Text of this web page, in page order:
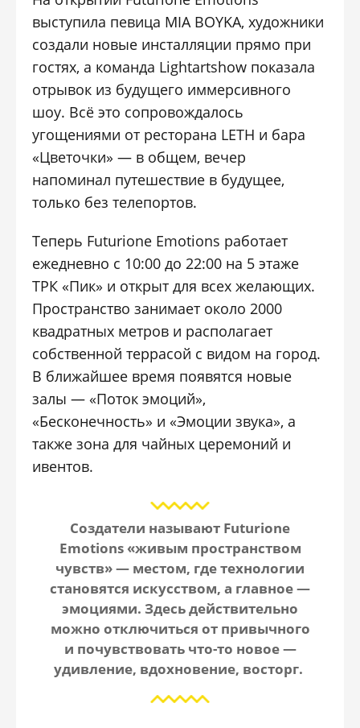
выступила певица MIA BOYKA, художники
создали новые инсталляции прямо при
гостях, а команда Lightartshow показала
отрывок из будущего иммерсивного
шоу. Всё это сопровождалось
угощениями от ресторана LETH и бара
«Цветочки» — в общем, вечер
напоминал путешествие в будущее,
только без телепортов.
Теперь Futurione Emotions работает
ежедневно с 10:00 до 22:00 на 5 этаже
ТРК «Пик» и открыт для всех желающих.
Пространство занимает около 2000
квадратных метров и располагает
собственной террасой с видом на город.
В ближайшее время появятся новые
залы — «Поток эмоций»,
«Бесконечность» и «Эмоции звука», а
также зона для чайных церемоний и
ивентов.
Создатели называют Futurione
Emotions «живым пространством
чувств» — местом, где технологии
становятся искусством, а главное —
эмоциями. Здесь действительно
можно отключиться от привычного
и почувствовать что-то новое—
удивление, вдохновение, восторг.